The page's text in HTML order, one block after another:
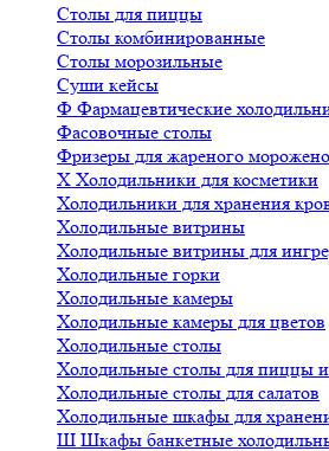
Столы для пиццы
Столы комбинированные
Столы морозильные
Суши кейсы
Ф Фармацевтические
Фасовочные столы
Фризеры для жареного
Х Холодильники для косметики
Холодильники для хранения
Холодильные витрины
Холодильные витрины для
Холодильные горки
Холодильные камеры
Холодильные камеры для цветов
Холодильные столы
Холодильные столы для пиццы и
Холодильные столы для салатов
Холодильные шкафы для
Ш Шкафы банкетные